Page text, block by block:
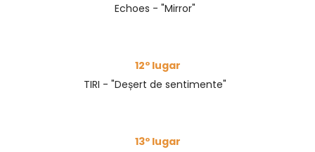
Echoes - "Mirror"
12º lugar
TIRI - "Deșert de sentimente"
13º lugar